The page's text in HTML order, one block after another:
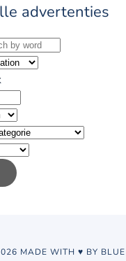
advertenties
MADE WITH ♥ BY BLUE